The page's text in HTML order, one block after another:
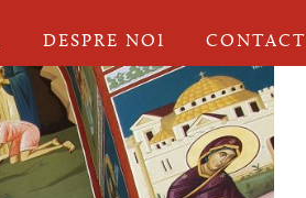
DESPRE NOI CONTACT